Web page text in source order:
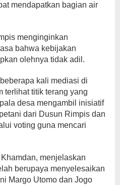
mendapatkan bagian air
menginginkan
bahwa kebijakan
olehnya tidak adil.
kali mediasi di
terlihat titik terang yang
desa mengambil inisiatif
dari Dusun Rimpis dan
voting guna mencari
menjelaskan
berupaya menyelesaikan
Margo Utomo dan Jogo